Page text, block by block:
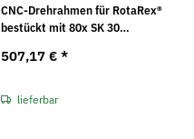
CNC-Drehrahmen für RotaRex®
bestückt mit 80x SK 30
(BxTxH): 49 x 103 x 17
507,17 € *
lieferbar